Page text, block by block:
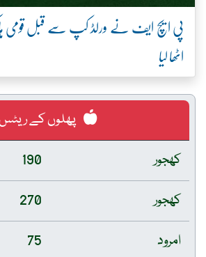
پی ایچ ایف نے ورلڈ کپ سے قبل قومی
اٹھا لیا
پھلوں کے
کھجور
190
کھجور
270
امرود
75